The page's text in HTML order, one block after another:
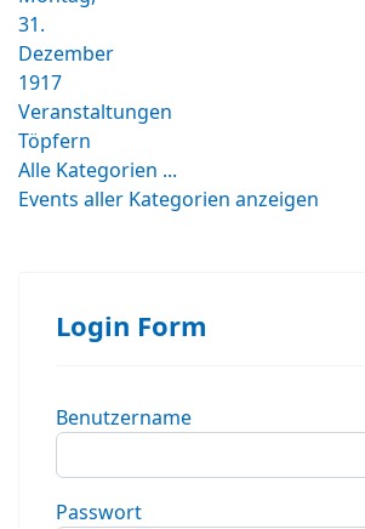
31.
Dezember
1917
Veranstaltungen
Töpfern
Alle Kategorien ...
Events aller Kategorien anzeigen
Login Form
Benutzername
Passwort